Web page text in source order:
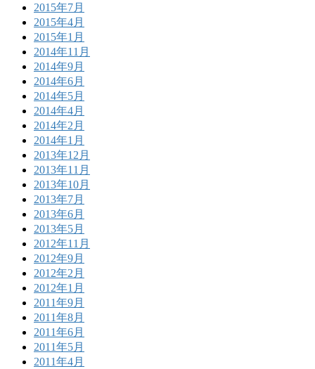
2015年7月
2015年4月
2015年1月
2014年11月
2014年9月
2014年6月
2014年5月
2014年4月
2014年2月
2014年1月
2013年12月
2013年11月
2013年10月
2013年7月
2013年6月
2013年5月
2012年11月
2012年9月
2012年2月
2012年1月
2011年9月
2011年8月
2011年6月
2011年5月
2011年4月